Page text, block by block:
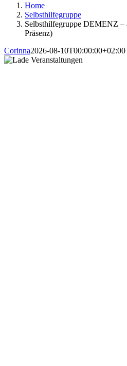
Home
Selbsthilfegruppe
Selbsthilfegruppe DEMENZ –
Präsenz)
Corinna2026-08-10T00:00:00+02:00